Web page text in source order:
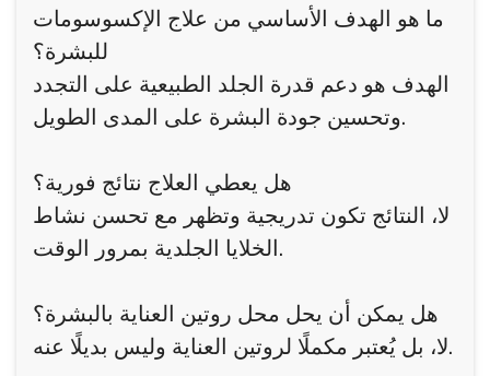
ما هو الهدف الأساسي من علاج الإكسوسومات
للبشرة؟
الهدف هو دعم قدرة الجلد الطبيعية على التجدد
وتحسين جودة البشرة على المدى الطويل.
هل يعطي العلاج نتائج فورية؟
لا، النتائج تكون تدريجية وتظهر مع تحسن نشاط
الخلايا الجلدية بمرور الوقت.
هل يمكن أن يحل محل روتين العناية بالبشرة؟
لا، بل يُعتبر مكملًا لروتين العناية وليس بديلًا عنه.